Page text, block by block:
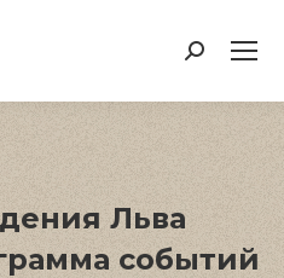
Поиск:
Льва
событий